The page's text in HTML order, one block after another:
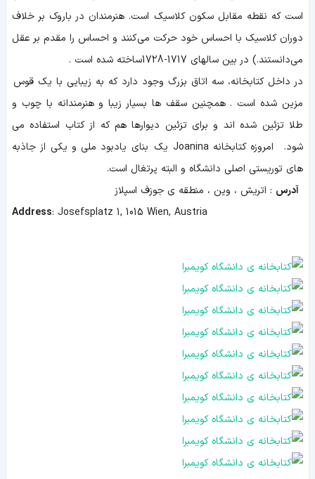
است که نقطه مقابل سکون کلاسیک است. هنرمندان در باروک بر خلاف
دوران کلاسیک با احساس خود حرکت می‌کنند و احساس را مقدم بر عقل
می‌دانستند.) در بین سالهای 1717-1728ساخته شده است .
در داخل کتابخانه، سه اتاق بزرگ وجود دارد که به زیبایی با یک قوس
مزین شده است . همچنین سقف ها بسیار زیبا و هنرمندانه با چوب و
طلا تزئین شده اند و برای تزئین دیوارها هم که از کتاب استفاده می
شود.
امروزه کتابخانه Joanina یک بنای یادبود ملی و یکی از جاذبه
های توریستی اصلی دانشگاه و البته پرتغال است.
آدرس : اتریش ، وین ، منطقه ی جوزف اسپلاز
Address: Josefsplatz 1, 1015 Wien, Austria